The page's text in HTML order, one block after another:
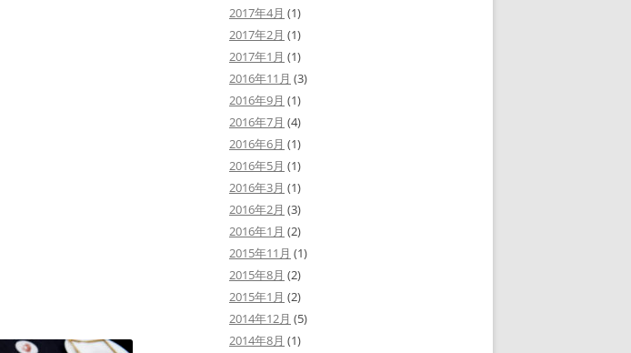
2017年4月 (1)
2017年2月 (1)
2017年1月 (1)
2016年11月 (3)
2016年9月 (1)
2016年7月 (4)
2016年6月 (1)
2016年5月 (1)
2016年3月 (1)
2016年2月 (3)
2016年1月 (2)
2015年11月 (1)
2015年8月 (2)
2015年1月 (2)
2014年12月 (5)
2014年8月 (1)